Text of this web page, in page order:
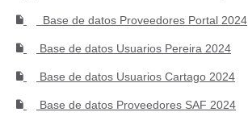
Base de datos Proveedores Portal 2024
Base de datos Usuarios Pereira 2024
Base de datos Usuarios Cartago 2024
Base de datos Proveedores SAF 2024